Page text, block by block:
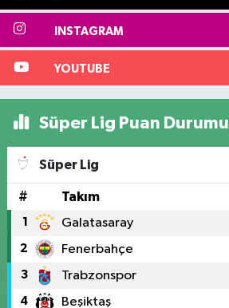
INSTAGRAM
YOUTUBE
Süper Lig Puan Durumu
Süper Lig
# Takım
1 Galatasaray
2 Fenerbahçe
3 Trabzonspor
4 Beşiktaş